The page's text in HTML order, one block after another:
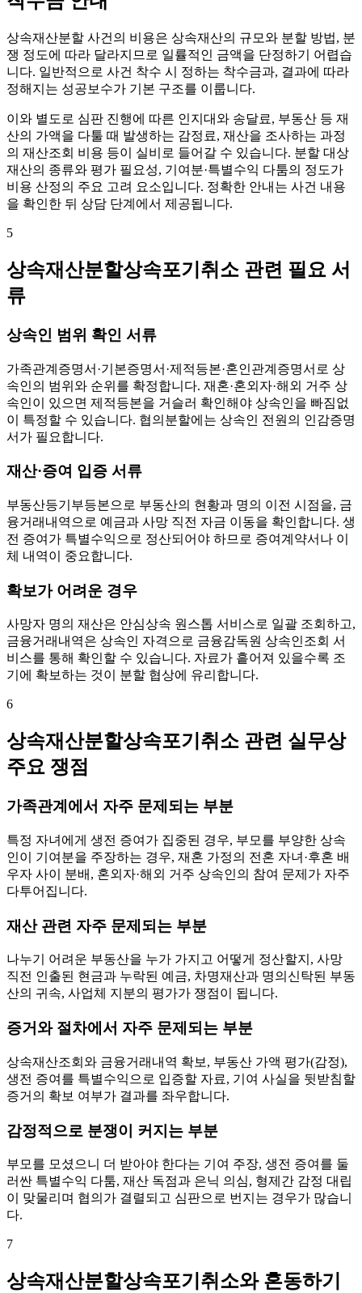
상속재산분할 사건의 비용은 상속재산의 규모와 분할 방법, 분
쟁 정도에 따라 달라지므로 일률적인 금액을 단정하기 어렵습
니다. 일반적으로 사건 착수 시 정하는 착수금과, 결과에 따라
정해지는 성공보수가 기본 구조를 이룹니다.
이와 별도로 심판 진행에 따른 인지대와 송달료, 부동산 등 재
산의 가액을 다툴 때 발생하는 감정료, 재산을 조사하는 과정
의 재산조회 비용 등이 실비로 들어갈 수 있습니다. 분할 대상
재산의 종류와 평가 필요성, 기여분·특별수익 다툼의 정도가
비용 산정의 주요 고려 요소입니다. 정확한 안내는 사건 내용
을 확인한 뒤 상담 단계에서 제공됩니다.
5
상속재산분할상속포기취소 관련 필요 서
류
상속인 범위 확인 서류
가족관계증명서·기본증명서·제적등본·혼인관계증명서로 상
속인의 범위와 순위를 확정합니다. 재혼·혼외자·해외 거주 상
속인이 있으면 제적등본을 거슬러 확인해야 상속인을 빠짐없
이 특정할 수 있습니다. 협의분할에는 상속인 전원의 인감증명
서가 필요합니다.
재산·증여 입증 서류
부동산등기부등본으로 부동산의 현황과 명의 이전 시점을, 금
융거래내역으로 예금과 사망 직전 자금 이동을 확인합니다. 생
전 증여가 특별수익으로 정산되어야 하므로 증여계약서나 이
체 내역이 중요합니다.
확보가 어려운 경우
사망자 명의 재산은 안심상속 원스톱 서비스로 일괄 조회하고,
금융거래내역은 상속인 자격으로 금융감독원 상속인조회 서
비스를 통해 확인할 수 있습니다. 자료가 흩어져 있을수록 조
기에 확보하는 것이 분할 협상에 유리합니다.
6
상속재산분할상속포기취소 관련 실무상
주요 쟁점
가족관계에서 자주 문제되는 부분
특정 자녀에게 생전 증여가 집중된 경우, 부모를 부양한 상속
인이 기여분을 주장하는 경우, 재혼 가정의 전혼 자녀·후혼 배
우자 사이 분배, 혼외자·해외 거주 상속인의 참여 문제가 자주
다투어집니다.
재산 관련 자주 문제되는 부분
나누기 어려운 부동산을 누가 가지고 어떻게 정산할지, 사망
직전 인출된 현금과 누락된 예금, 차명재산과 명의신탁된 부동
산의 귀속, 사업체 지분의 평가가 쟁점이 됩니다.
증거와 절차에서 자주 문제되는 부분
상속재산조회와 금융거래내역 확보, 부동산 가액 평가(감정),
생전 증여를 특별수익으로 입증할 자료, 기여 사실을 뒷받침할
증거의 확보 여부가 결과를 좌우합니다.
감정적으로 분쟁이 커지는 부분
부모를 모셨으니 더 받아야 한다는 기여 주장, 생전 증여를 둘
러싼 특별수익 다툼, 재산 독점과 은닉 의심, 형제간 감정 대립
이 맞물리며 협의가 결렬되고 심판으로 번지는 경우가 많습니
다.
7
상속재산분할상속포기취소와 혼동하기